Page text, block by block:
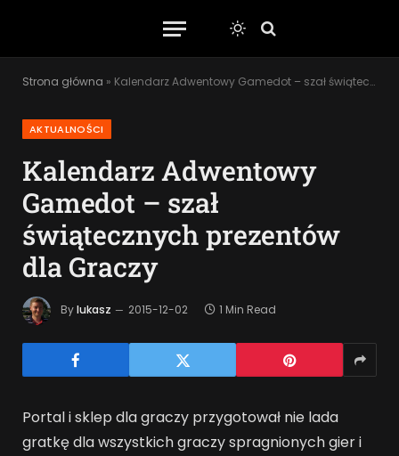
Strona główna » Kalendarz Adwentowy Gamedot – szał świątecznych prezentów dla Graczy
AKTUALNOŚCI
Kalendarz Adwentowy
Gamedot – szał
świątecznych prezentów
dla Graczy
Bylukasz 2015-12-02 1 Min Read
Portal i sklep dla graczy przygotował nie lada
gratkę dla wszystkich graczy spragnionych gier i